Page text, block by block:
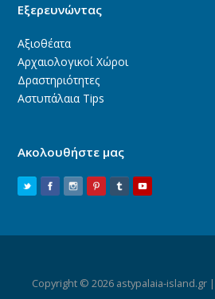
Εξερευνώντας
Αξιοθέατα
Αρχαιολογικοί Χώροι
Δραστηριότητες
Αστυπάλαια Tips
Ακολουθήστε μας
Copyright © 2026 astypalaia-island.gr